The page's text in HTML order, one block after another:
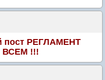
пост РЕГЛАМЕНТ
ВСЕМ !!!